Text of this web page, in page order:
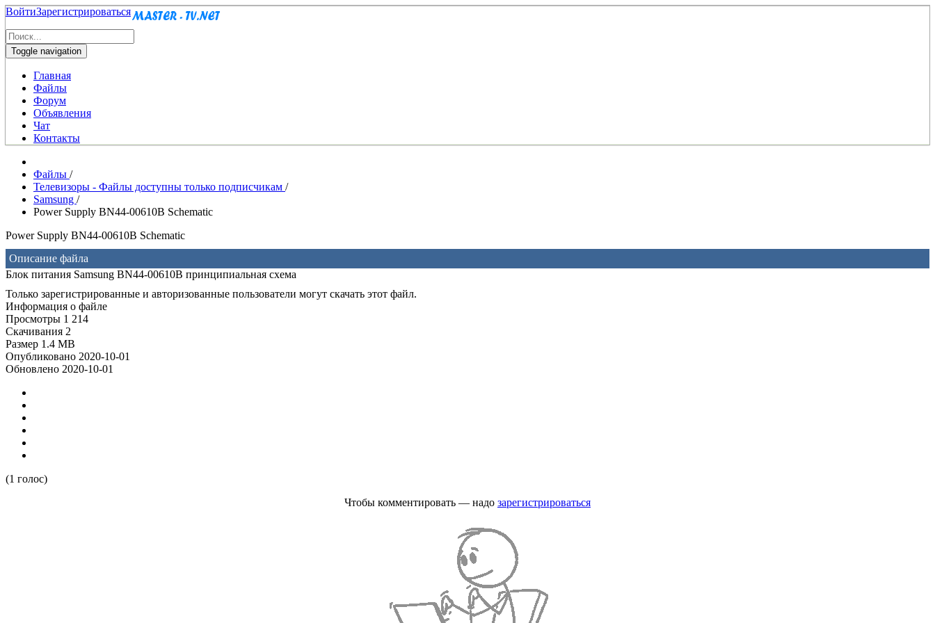
ВойтиЗарегистрироваться
Toggle navigation
Главная
Файлы
Форум
Объявления
Чат
Контакты
Файлы /
Телевизоры - Файлы доступны только подписчикам /
Samsung /
Power Supply BN44-00610B Schematic
Power Supply BN44-00610B Schematic
Описание файла
Блок питания Samsung BN44-00610B принципиальная схема
Только зарегистрированные и авторизованные пользователи могут скачать этот файл.
Информация о файле
Просмотры 1 214
Скачивания 2
Размер 1.4 MB
Опубликовано 2020-10-01
Обновлено 2020-10-01
(1 голос)
Чтобы комментировать — надо зарегистрироваться